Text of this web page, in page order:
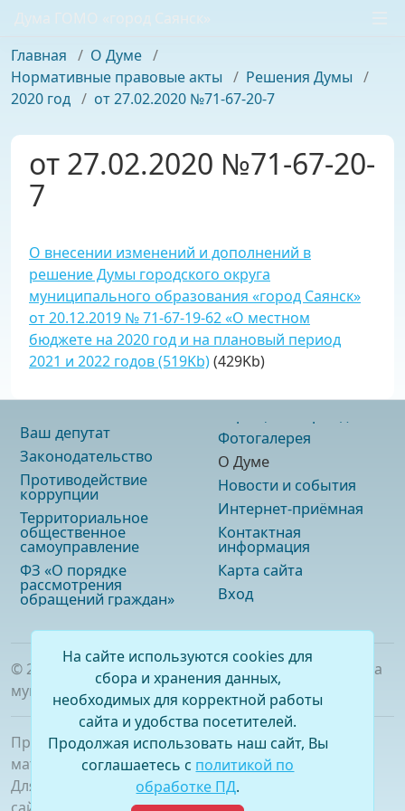
Дума ГОМО «город Саянск»
Главная / О Думе /
Нормативные правовые акты / Решения Думы /
2020 год / от 27.02.2020 №71-67-20-7
от 27.02.2020 №71-67-20-
7
О внесении изменений и дополнений в
решение Думы городского округа
муниципального образования «город Саянск»
от 20.12.2019 № 71-67-19-62 «О местном
бюджете на 2020 год и на плановый период
2021 и 2022 годов (519Kb)(429Kb)
Ваш депутат
Законодательство
Противодействие
коррупции
Территориальное
общественное
самоуправление
ФЗ «О порядке
рассмотрения
обращений граждан»
Фотогалерея
О Думе
Новости и события
Интернет-приёмная
Контактная
информация
Карта сайта
Вход
© 2026
. Официальный сайт Думы городского округа
муниципального образования «город Саянск»
При полном или частичном использовании
материалов ссылка на сайт обязательна.
Для сетевых изданий обязательна гиперссылка на
На сайте используются cookies для
сбора и хранения данных,
необходимых для корректной работы
сайта и удобства посетителей.
Продолжая использовать наш сайт, Вы
соглашаетесь с политикой по
обработке ПД.